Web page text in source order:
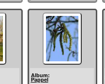
Album:
Pappel